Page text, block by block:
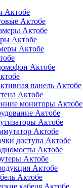
Актобе
Актобе
Актобе
Актобе
Актобе
Актобе
панель Актобе
Актобе
мониторы Актобе
Актобе
Актобе
Актобе
доступа Актобе
Актобе
Актобе
Актобе
Актобе